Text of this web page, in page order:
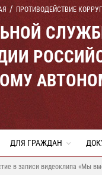
ПРОТИВОДЕЙСТВИЕ
ДЛЯ ГРАЖДАН
в записи видеоклипа «Мы